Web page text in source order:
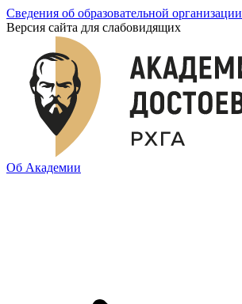
Сведения об образовательной организации
Версия сайта для слабовидящих
Об Академии